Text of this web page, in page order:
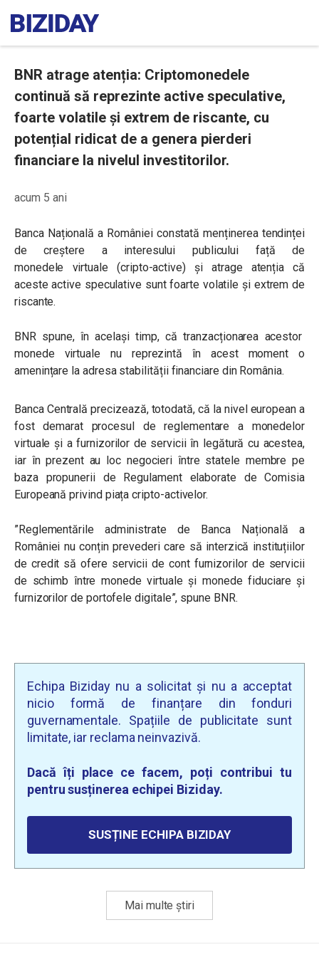
BNR atrage atenția: Criptomonedele
continuă să reprezinte active speculative,
foarte volatile și extrem de riscante, cu
potențial ridicat de a genera pierderi
financiare la nivelul investitorilor.
acum 5 ani
Banca Națională a României constată menținerea tendinței
de creștere a interesului publicului față de
monedele
virtuale
(cripto-active) și atrage atenția că
aceste active speculative sunt foarte volatile și extrem de
riscante.
BNR spune, în același timp, că tranzacționarea acestor
monede virtuale nu reprezintă în acest moment o
amenințare la adresa stabilității financiare din România.
Banca Centrală precizează, totodată, că la nivel european a
fost demarat procesul de reglementare a monedelor
virtuale și a furnizorilor de servicii în legătură cu acestea,
iar în prezent au loc negocieri între statele membre pe
baza propunerii de Regulament elaborate de Comisia
Europeană privind piața cripto-activelor.
”Reglementările administrate de Banca Națională a
României nu conțin prevederi care să interzică instituțiilor
de credit să ofere servicii de cont furnizorilor de servicii
de schimb între monede virtuale și monede fiduciare și
furnizorilor de portofele digitale”, spune BNR.
Echipa Biziday nu a solicitat și nu a acceptat
nicio formă de finanțare din fonduri
guvernamentale. Spațiile de publicitate sunt
limitate, iar reclama neinvazivă.
Dacă îți place ce facem, poți contribui tu
pentru susținerea echipei Biziday.
SUSȚINE ECHIPA BIZIDAY
Mai multe știri